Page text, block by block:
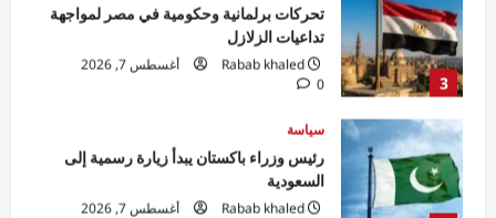
4
رئيس وزراء باكستان يبدأ زيارة رسمية إلى
السعودية
Rabab khaled
أغسطس 7, 2026
0
محافظات
محافظ الجيزة يعلن بدء تطوير ورصف شارع
وحتى نفق إمبابة